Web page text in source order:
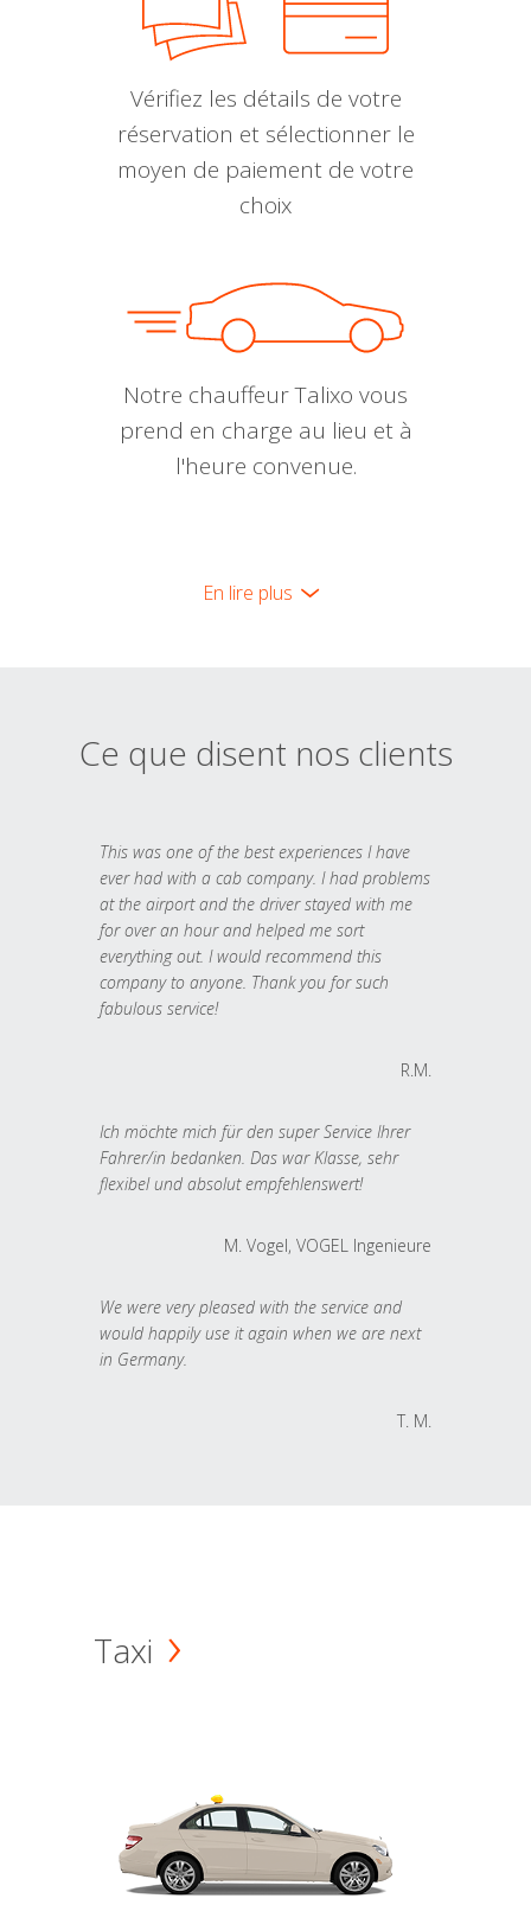
Vérifiez les détails de votre
réservation et sélectionner le
moyen de paiement de votre
choix
Notre chauffeur Talixo vous
prend en charge au lieu et à
l'heure convenue.
En lire plus
Ce que disent nos clients
This was one of the best experiences I have
ever had with a cab company. I had problems
at the airport and the driver stayed with me
for over an hour and helped me sort
everything out. I would recommend this
company to anyone. Thank you for such
fabulous service!
R.M.
Ich möchte mich für den super Service Ihrer
Fahrer/in bedanken. Das war Klasse, sehr
flexibel und absolut empfehlenswert!
M. Vogel, VOGEL Ingenieure
We were very pleased with the service and
would happily use it again when we are next
in Germany.
T. M.
Taxi